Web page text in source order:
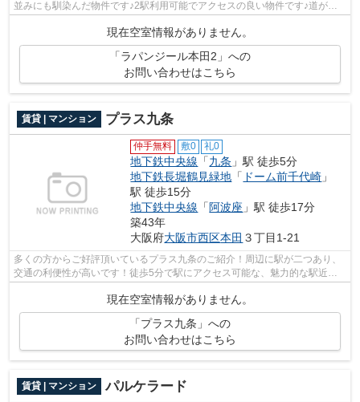
並みにも馴染んだ物件です♪2駅利用可能でアクセスの良い物件です♪道が平
坦だと買い物も快適にできますね♪当社ス...
現在空室情報がありません。
「ラパンジール本田2」への
お問い合わせはこちら
賃貸 | マンション プラス九条
仲手無料 敷0 礼0
地下鉄中央線 「九条 」駅 徒歩5分
地下鉄長堀鶴見緑地 「 ドーム前千代崎 」
駅 徒歩15分
地下鉄中央線 「 阿波座 」駅 徒歩17分
築43年
大阪府大阪市西区本田 ３丁目1-21
多くの方からご好評頂いているプラス九条のご紹介！周辺に駅が二つあり、
交通の利便性が高いです！徒歩5分で駅にアクセス可能な、魅力的な駅近物
現在空室情報がありません。
「プラス九条」への
お問い合わせはこちら
賃貸 | マンション パルケラード